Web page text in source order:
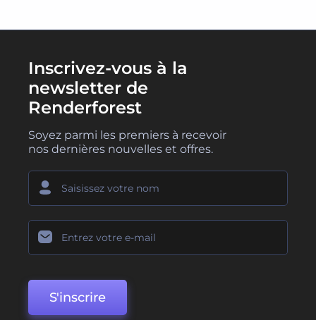
Inscrivez-vous à la
newsletter de
Renderforest
Soyez parmi les premiers à recevoir
nos dernières nouvelles et offres.
S'inscrire